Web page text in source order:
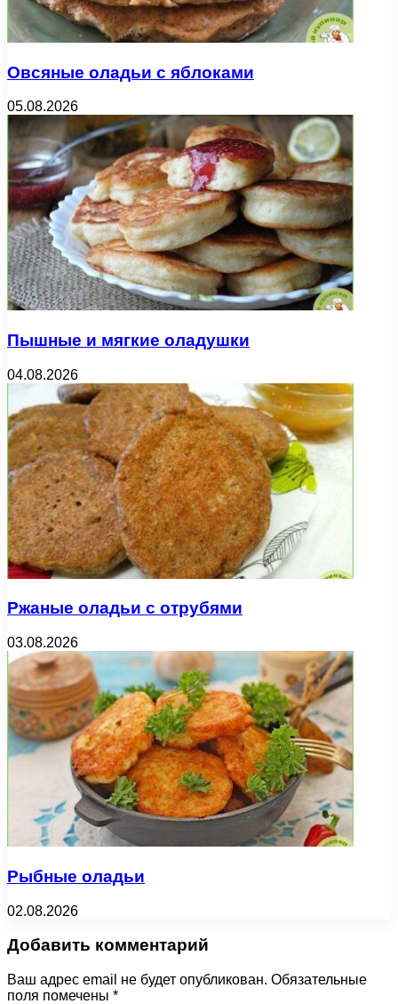
Овсяные оладьи с яблоками
05.08.2026
Пышные и мягкие оладушки
04.08.2026
Ржаные оладьи с отрубями
03.08.2026
Рыбные оладьи
02.08.2026
Добавить комментарий
Ваш адрес email не будет опубликован. Обязательные
поля помечены *